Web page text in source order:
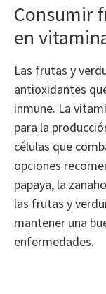
Consumir
en
Las frutas y
antioxidantes
inmune. La
para la
células que
opciones
papaya, la
las frutas y
mantener una
enfermedades.